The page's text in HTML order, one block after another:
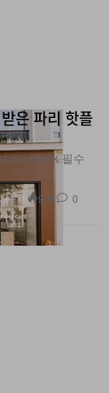
은 파리 핫플
Week 필수
905 0